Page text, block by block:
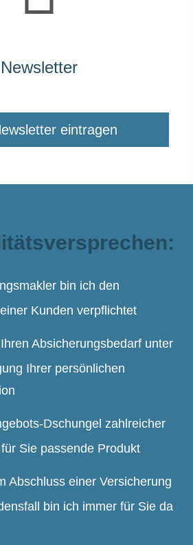
Newsletter
eintragen
bin ich den
Kunden verpflichtet
Absicherungsbedarf unter
Ihrer persönlichen
Dschungel zahlreicher
Sie passende Produkt
Abschluss einer Versicherung
bin ich immer für Sie da